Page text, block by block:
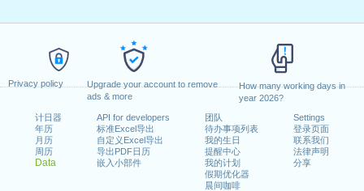
Privacy policy
Upgrade your account to remove
ads & more
How many working days in
year 2026?
计日器
年历
月历
周历
Data
API for developers
标准Excel导出
自定义Excel导出
导出PDF日历
嵌入小部件
团队
待办事项列表
我的生日
提醒中心
我的计划
假期优化器
晨间咖啡
Settings
登录页面
联系我们
法律声明
分享